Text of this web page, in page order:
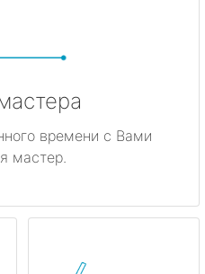
времени с Вами
мастер.